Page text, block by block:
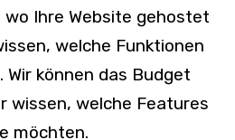
wo Ihre Website gehostet
welche Funktionen
können das Budget
wissen, welche Features
möchten.